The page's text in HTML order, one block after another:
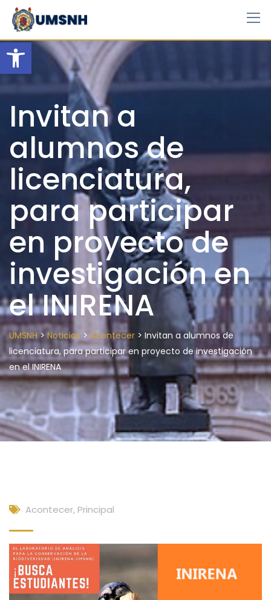
Open toolbar
Skip
content
Invitan a
alumnos de
licenciatura,
para participar
en proyecto de
investigación en
el INIRENA
UMSNH> Noticias > Acontecer > Invitan a alumnos de
licenciatura, para participar en proyecto de investigación
en el INIRENA
Acontecer, Principal